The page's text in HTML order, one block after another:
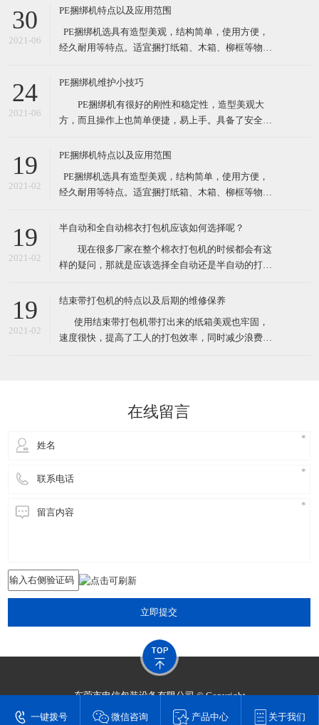
板） 通过自动照片眼（自动装置）开始循环；按按钮
30mm*150mm) 3种捆扎带松紧级别设置 结束带捆
30
2021-06
PE捆绑机特点以及应用范围
​ PE捆绑机选具有造型美观，结构简单，使用方便，
经久耐用等特点。适宜捆打纸箱、木箱、柳框等物
其体积小巧、维修起来比较简易，故广泛适用于流动
捆包机的电熔粘合效果，又可解决带钳的铁扣机捆
24
2021-06
PE捆绑机维护小技巧
PE捆绑机有很好的刚性和稳定性，造型美观大
方，而且操作上也简单便捷，易上手。具备了安全性
开始使用PE捆绑机的厂家对了PE捆绑机赞口不绝，认
约了人力运输费。 PE捆绑机广泛用于用于食品、
医药、五金、化工
19
2021-02
PE捆绑机特点以及应用范围
​ PE捆绑机选具有造型美观，结构简单，使用方便，
经久耐用等特点。适宜捆打纸箱、木箱、柳框等物
其体积小巧、维修起来比较简易，故广泛适用于流动
捆包机的电熔粘合效果，又可解决带钳的铁扣机捆
19
2021-02
半自动和全自动棉衣打包机应该如何选择呢？
现在很多厂家在整个棉衣打包机的时候都会有这
样的疑问，那就是应该选择全自动还是半自动的打包
接选择全自动的，很有可能由于衣物的形状不是十分
另外的朋友觉得如果不选择全自动的打包机的话，很
有可能最后会造成比较严重
19
2021-02
结束带打包机的特点以及后期的维修保养
​ 使用结束带打包机带打出来的纸箱美观也牢固，
速度很快，提高了工人的打包效率，同时减少浪费，
在线留言
立即提交
东莞市申信包装设备有限公司 © Copyright
东莞网站建设​
一键拨号 微信咨询 产品中心 关于我们